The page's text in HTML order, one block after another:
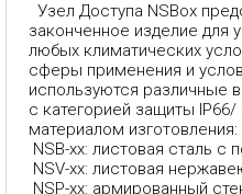
Узел Доступа NSBox
законченное изделие для
любых климатических
сферы применения и
используются различные
с категорией защиты
материалом изготовления:
NSB-xx: листовая сталь
NSV-xx: листовая
NSP-xx: армированный